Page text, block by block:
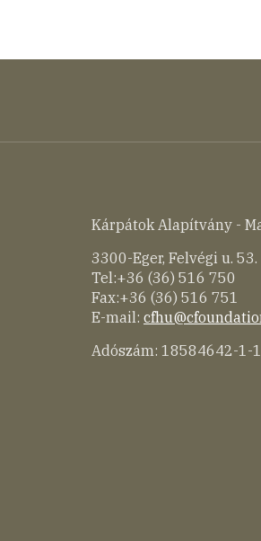
Kárpátok Alapítvány -
3300-Eger, Felvégi u. 53.
Tel:+36 (36) 516 750
Fax:+36 (36) 516 751
E-mail:
Adószám: 18584642-1-